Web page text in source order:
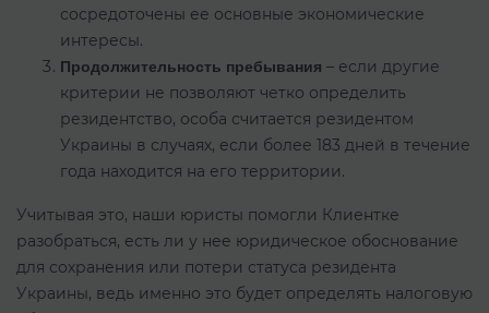
сосредоточены ее основные экономические
интересы.
Продолжительность пребывания – если другие
критерии не позволяют четко определить
резидентство, особа считается резидентом
Украины в случаях, если более 183 дней в течение
года находится на его территории.
Учитывая это, наши юристы помогли Клиентке
разобраться, есть ли у нее юридическое обоснование
для сохранения или потери статуса резидента
Украины, ведь именно это будет определять налоговую